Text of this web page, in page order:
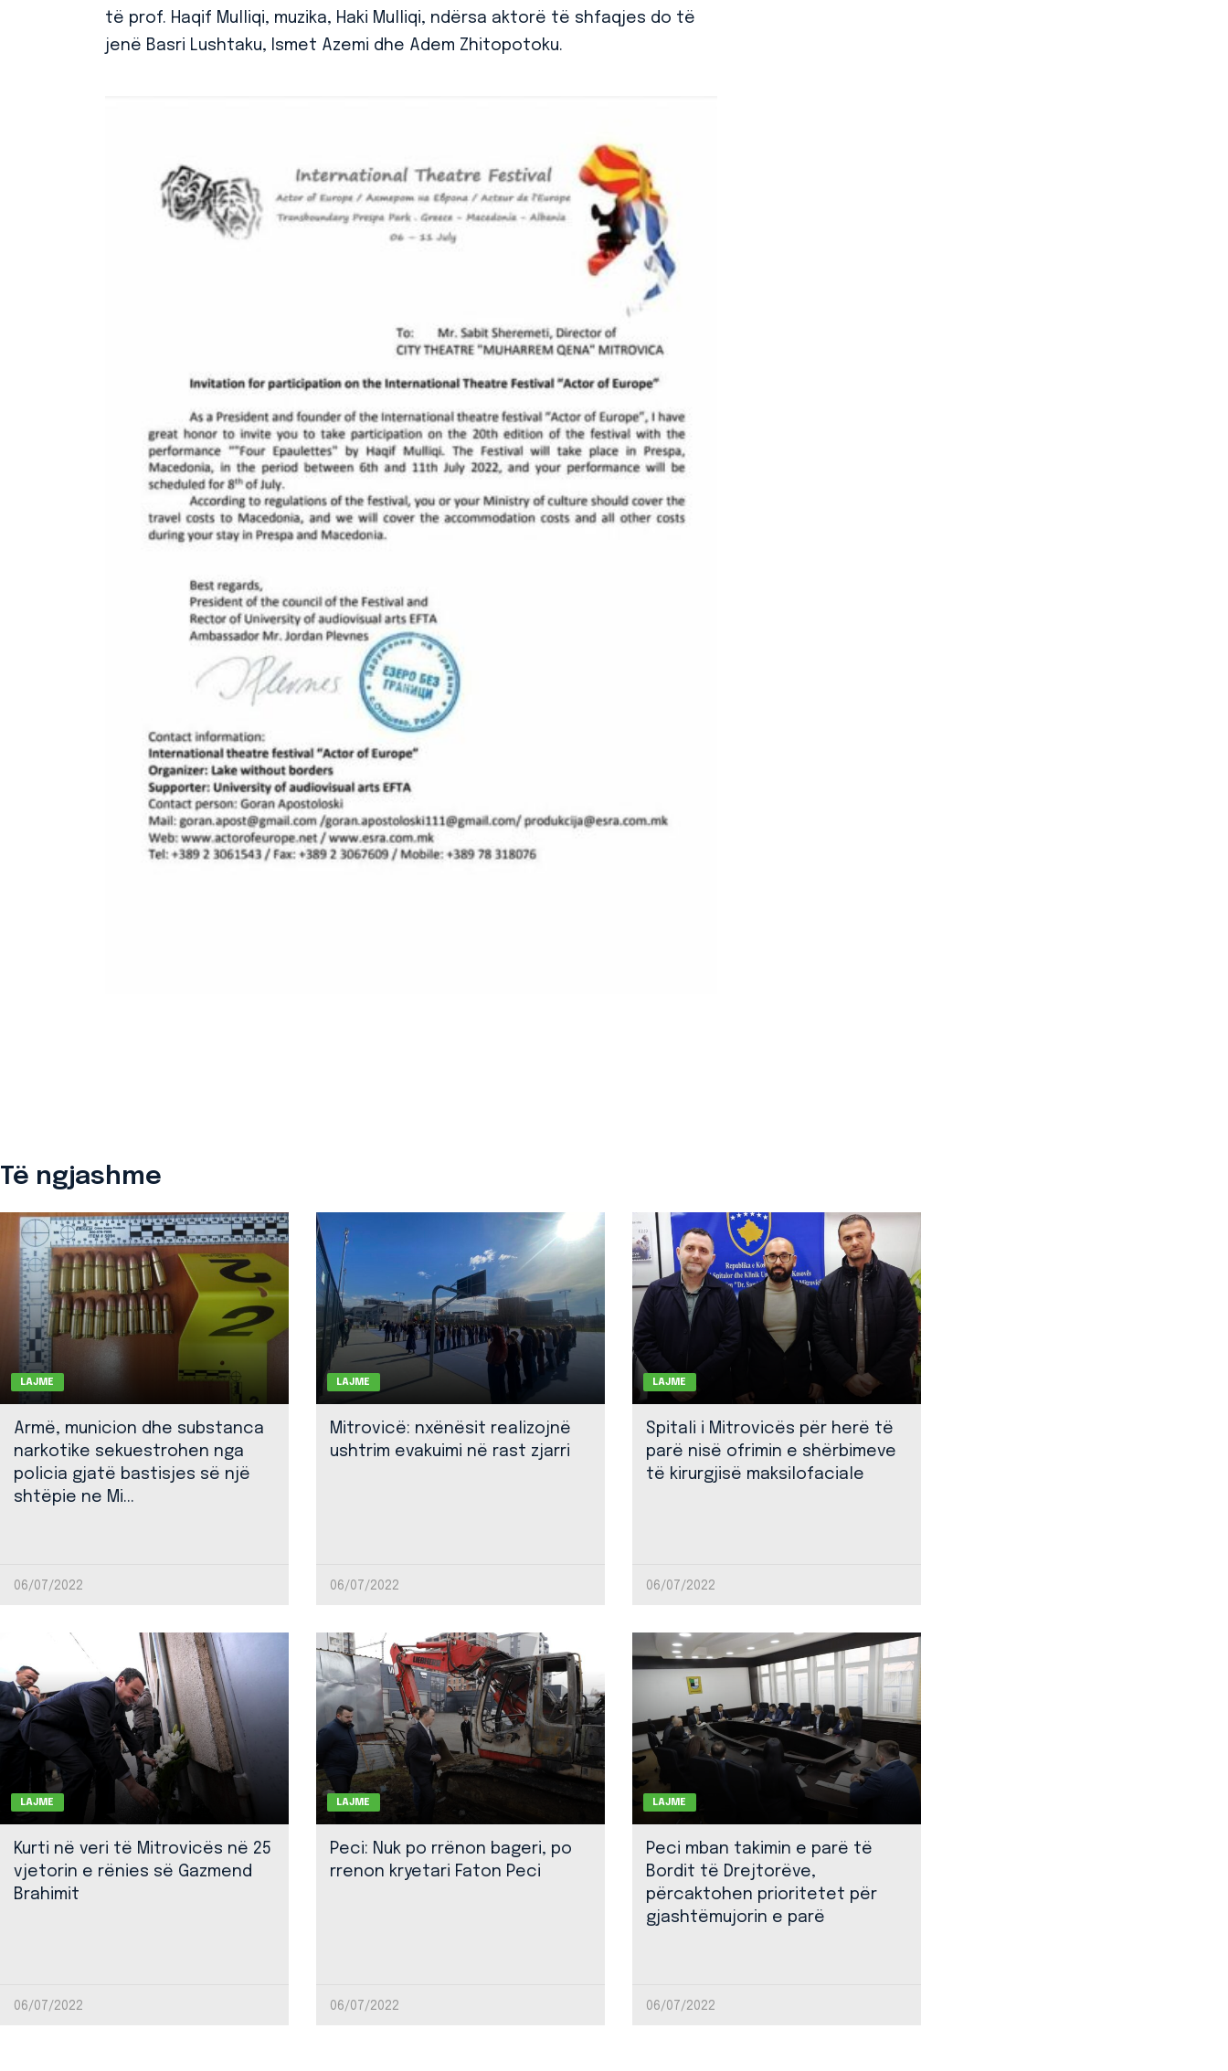
të prof. Haqif Mulliqi, muzika, Haki Mulliqi, ndërsa aktorë të shfaqjes do të
jenë Basri Lushtaku, Ismet Azemi dhe Adem Zhitopotoku.
Të ngjashme
LAJME
Armë, municion dhe substanca
narkotike sekuestrohen nga
policia gjatë bastisjes së një
shtëpie ne Mi...
06/07/2022
LAJME
Mitrovicë: nxënësit realizojnë
ushtrim evakuimi në rast zjarri
06/07/2022
LAJME
Spitali i Mitrovicës për herë të
parë nisë ofrimin e shërbimeve
të kirurgjisë maksilofaciale
06/07/2022
LAJME
Kurti në veri të Mitrovicës në 25
vjetorin e rënies së Gazmend
Brahimit
06/07/2022
LAJME
Peci: Nuk po rrënon bageri, po
rrenon kryetari Faton Peci
06/07/2022
LAJME
Peci mban takimin e parë të
Bordit të Drejtorëve,
përcaktohen prioritetet për
gjashtëmujorin e parë
06/07/2022